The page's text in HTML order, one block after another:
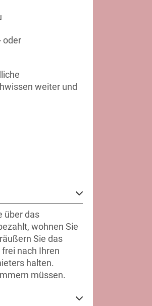
oder
weiter und
über das
wohnen Sie
Sie das
nach Ihren
halten.
müssen.